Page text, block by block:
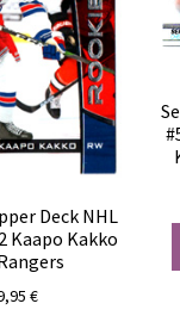
Deck NHL
Kaapo Kakko
€